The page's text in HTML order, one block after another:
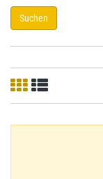
Suchen